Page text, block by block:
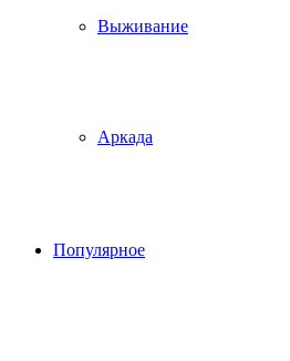
Выживание
Аркада
Популярное